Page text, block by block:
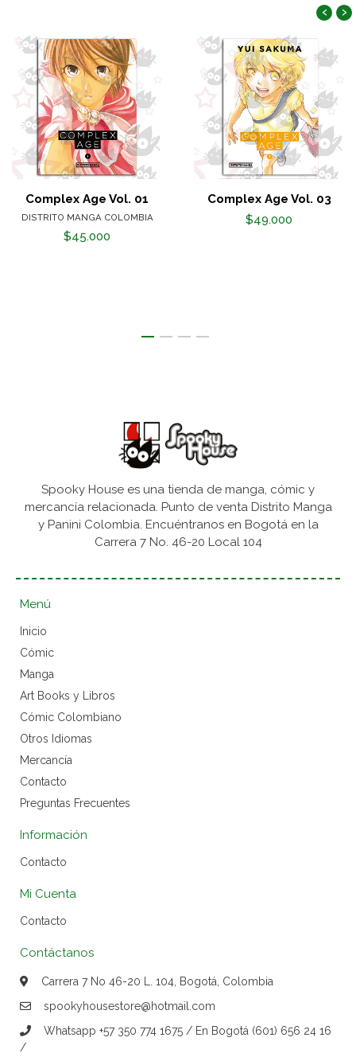
Complex Age Vol. 01
DISTRITO MANGA COLOMBIA
$45.000
Complex Age Vol. 03
$49.000
‹ ›
Spooky House es una tienda de manga, cómic y
mercancía relacionada. Punto de venta Distrito Manga
y Panini Colombia. Encuéntranos en Bogotá en la
Carrera 7 No. 46-20 Local 104
Menú
Inicio
Cómic
Manga
Art Books y Libros
Cómic Colombiano
Otros Idiomas
Mercancía
Contacto
Preguntas Frecuentes
Información
Contacto
Mi Cuenta
Contacto
Contáctanos
Carrera 7 No 46-20 L. 104, Bogotá, Colombia
spookyhousestore@hotmail.com
Whatsapp +57 350 774 1675 / En Bogotá (601) 656 24 16
/